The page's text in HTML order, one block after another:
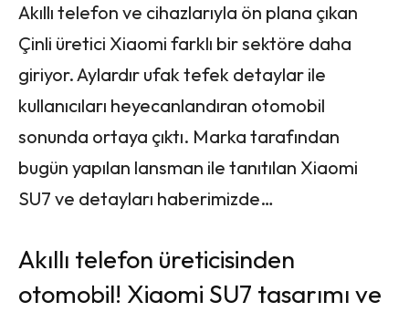
Akıllı telefon ve cihazlarıyla ön plana çıkan
Çinli üretici Xiaomi farklı bir sektöre daha
giriyor. Aylardır ufak tefek detaylar ile
kullanıcıları heyecanlandıran otomobil
sonunda ortaya çıktı. Marka tarafından
bugün yapılan lansman ile tanıtılan Xiaomi
SU7 ve detayları haberimizde…
Akıllı telefon üreticisinden
otomobil! Xiaomi SU7 tasarımı ve